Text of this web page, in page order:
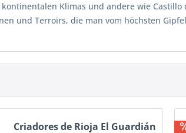
Klimas und andere wie Castillo
und Terroirs, die man vom höchsten
Criadores de Rioja El Guardián